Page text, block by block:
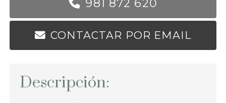
981 872 620
CONTACTAR POR EMAIL
Descripción: